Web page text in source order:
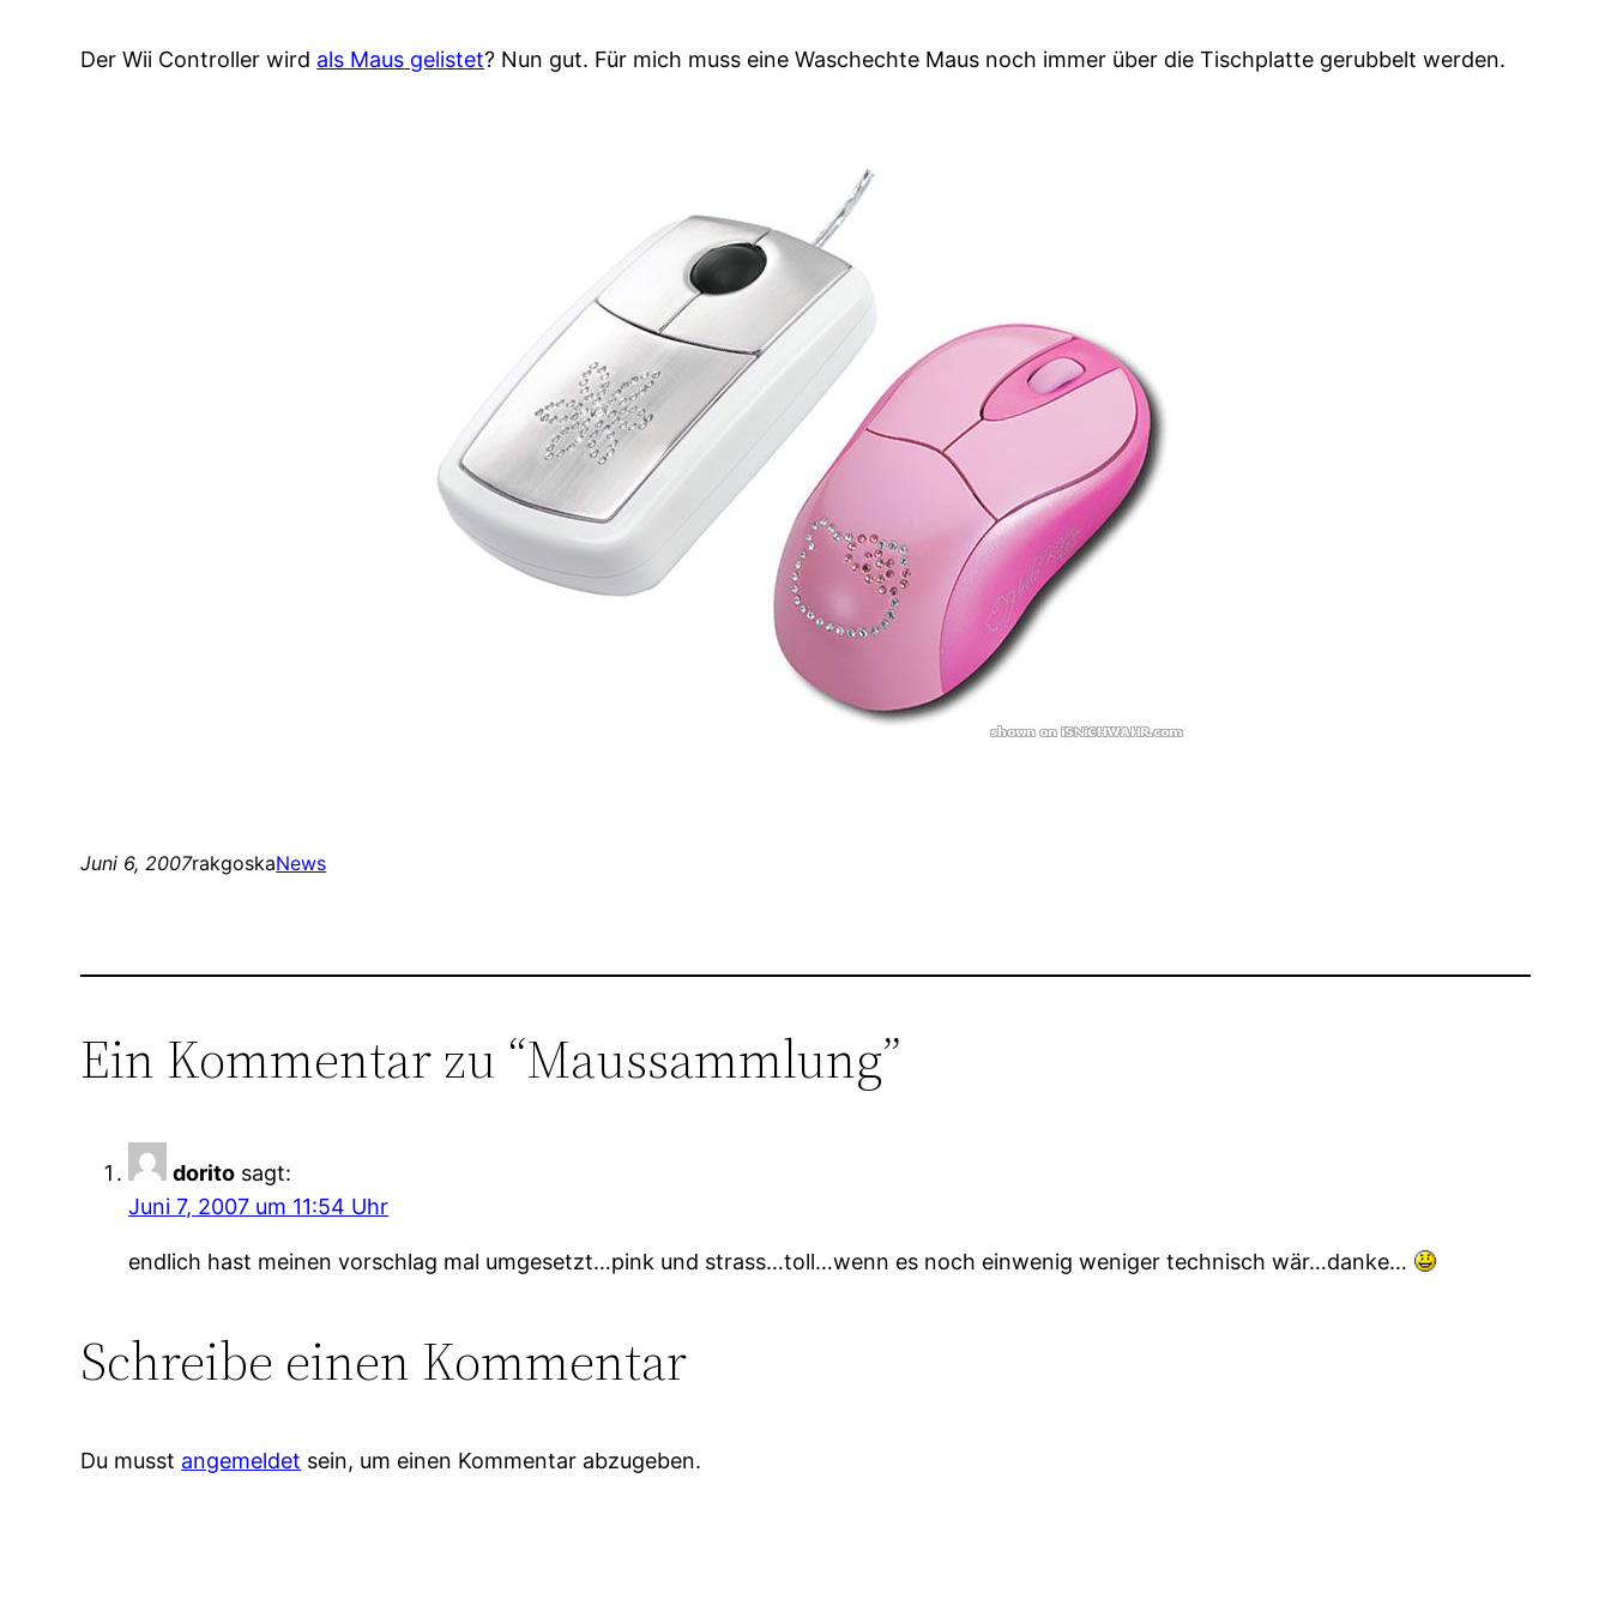
Der Wii Controller wird als Maus gelistet? Nun gut. Für mich muss eine Waschechte Maus noch immer über die Tischplatte gerubbelt werden.
Juni 6, 2007rakgoskaNews
Ein Kommentar zu “Maussammlung”
dorito sagt:
Juni 7, 2007 um 11:54 Uhr
endlich hast meinen vorschlag mal umgesetzt…pink und strass…toll…wenn es noch einwenig weniger technisch wär…danke…
Schreibe einen Kommentar
Du musst angemeldet sein, um einen Kommentar abzugeben.